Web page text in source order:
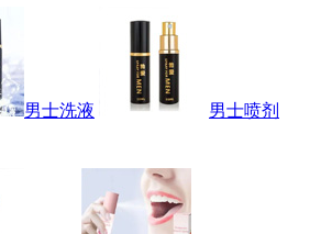
男士洗液
男士喷剂